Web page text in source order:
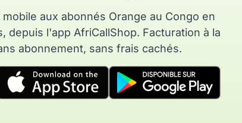
aux abonnés Orange au Congo en
depuis l'app AfriCallShop. Facturation à la
abonnement, sans frais cachés.